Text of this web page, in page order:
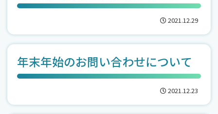
2021.12.29
年末年始のお問い合わせについて
2021.12.23